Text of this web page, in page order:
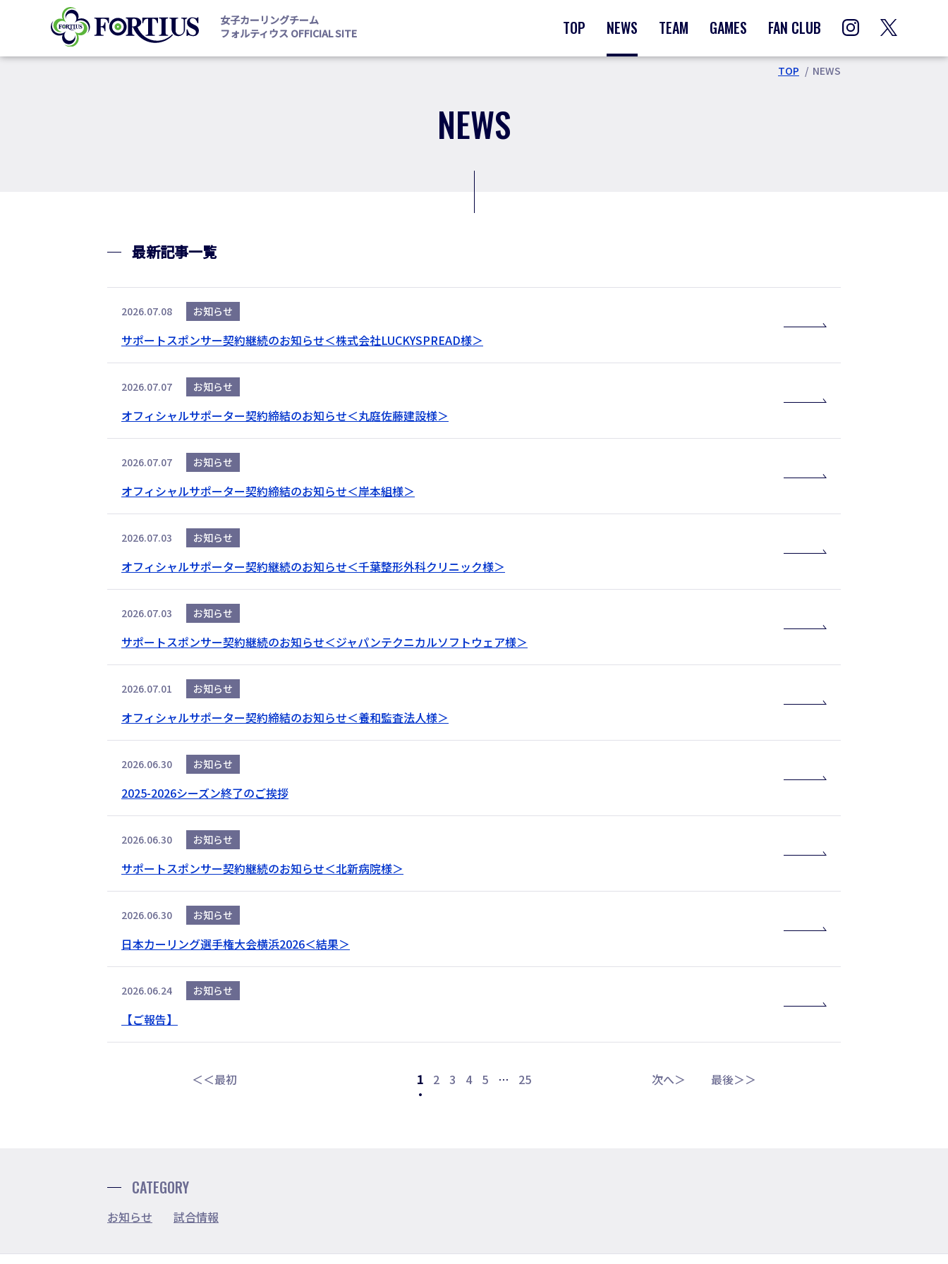
女子カーリングチーム
フォルティウス OFFICIAL SITE
TOP NEWS TEAM GAMES FAN CLUB
NEWS
TOP NEWS
最新記事一覧
2026.07.08 お知らせ
サポートスポンサー契約継続のお知らせ＜株式会社LUCKYSPREAD様＞
2026.07.07 お知らせ
オフィシャルサポーター契約締結のお知らせ＜丸庭佐藤建設様＞
2026.07.07 お知らせ
オフィシャルサポーター契約締結のお知らせ＜岸本組様＞
2026.07.03 お知らせ
オフィシャルサポーター契約継続のお知らせ＜千葉整形外科クリニック様＞
2026.07.03 お知らせ
サポートスポンサー契約継続のお知らせ＜ジャパンテクニカルソフトウェア様＞
2026.07.01 お知らせ
オフィシャルサポーター契約締結のお知らせ＜養和監査法人様＞
2026.06.30 お知らせ
2025-2026シーズン終了のご挨拶
2026.06.30 お知らせ
サポートスポンサー契約継続のお知らせ＜北新病院様＞
2026.06.30 お知らせ
日本カーリング選手権大会横浜2026＜結果＞
2026.06.24 お知らせ
【ご報告】
＜＜最初 最後＞＞
次へ＞
1 2 3 4 5 … 25
CATEGORY
お知らせ 試合情報